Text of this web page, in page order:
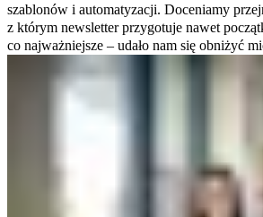
szablonów i automatyzacji. Doceniamy
z którym newsletter przygotuje nawet
co najważniejsze – udało nam się obniżyć